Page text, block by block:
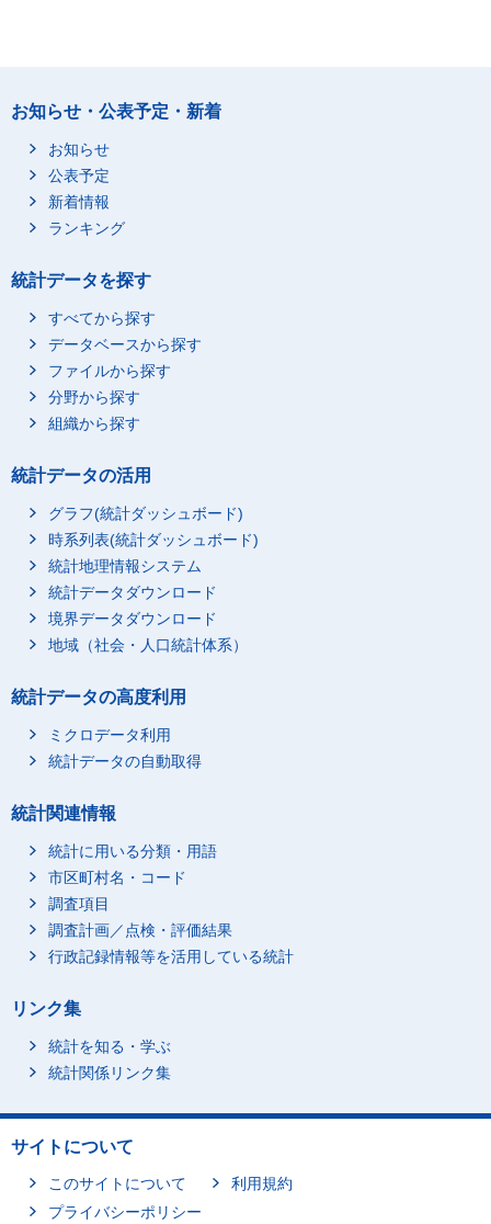
お知らせ・公表予定・新着
お知らせ
公表予定
新着情報
ランキング
統計データを探す
すべてから探す
データベースから探す
ファイルから探す
分野から探す
組織から探す
統計データの活用
グラフ(統計ダッシュボード)
時系列表(統計ダッシュボード)
統計地理情報システム
統計データダウンロード
境界データダウンロード
地域（社会・人口統計体系）
統計データの高度利用
ミクロデータ利用
統計データの自動取得
統計関連情報
統計に用いる分類・用語
市区町村名・コード
調査項目
調査計画／点検・評価結果
行政記録情報等を活用している統計
リンク集
統計を知る・学ぶ
統計関係リンク集
サイトについて
このサイトについて
利用規約
プライバシーポリシー